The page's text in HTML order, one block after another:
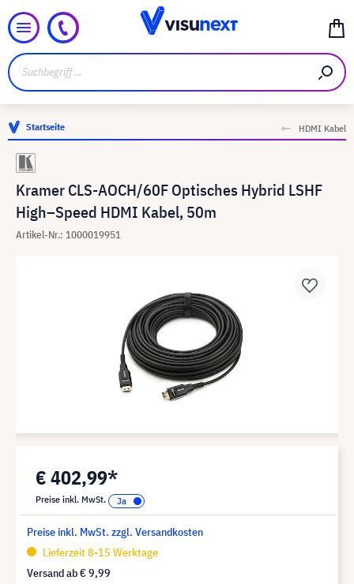
Startseite HDMI Kabel
Kramer CLS-AOCH/60F Optisches Hybrid LSHF
High–Speed HDMI Kabel, 50m
Artikel-Nr.: 1000019951
€ 402,99*
Preise inkl. MwSt.
Preise inkl. MwSt. zzgl. Versandkosten
Lieferzeit 8-15 Werktage
Versand ab€ 9,99